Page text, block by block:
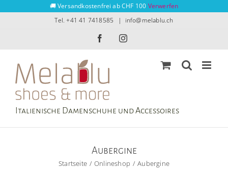
🚚 Versandkostenfrei ab CHF 100 Verwerfen
Tel. +41 41 7418585 | info@melablu.ch
FacebookInstagram
Italienische Damenschuhe und Accessoires
Aubergine
Startseite Onlineshop Aubergine